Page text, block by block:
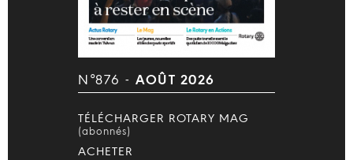
N°876 - AOÛT 2026
TÉLÉCHARGER ROTARY MAG
(abonnés)
ACHETER